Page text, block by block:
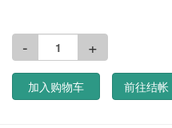
- +
加入购物车 前往结帐